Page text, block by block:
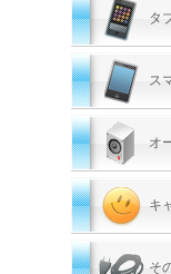
タ
ス
オ
キ
そ